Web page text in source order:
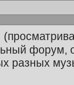
форум,
разных